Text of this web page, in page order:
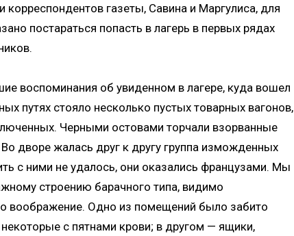
корреспондентов газеты, Савина и Маргулиса, для
постараться попасть в лагерь в первых рядах
воспоминания об увиденном в лагере, куда вошел
путях стояло несколько пустых товарных вагонов,
Черными остовами торчали взорванные
дворе жалась друг к другу группа изможденных
с ними не удалось, они оказались французами. Мы
строению барачного типа, видимо
воображение. Одно из помещений было забито
с пятнами крови; в другом — ящики,